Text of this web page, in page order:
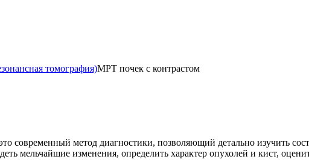
томография)МРТ почек с контрастом
современный метод диагностики, позволяющий детально изучить
мельчайшие изменения, определить характер опухолей и кист,